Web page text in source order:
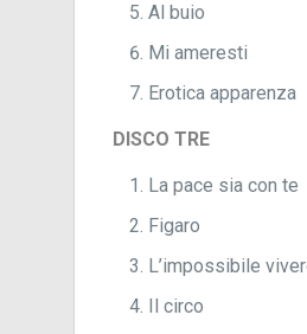
Al buio
Mi ameresti
Erotica apparenza
DISCO TRE
La pace sia con te
Figaro
L’impossibile
Il circo